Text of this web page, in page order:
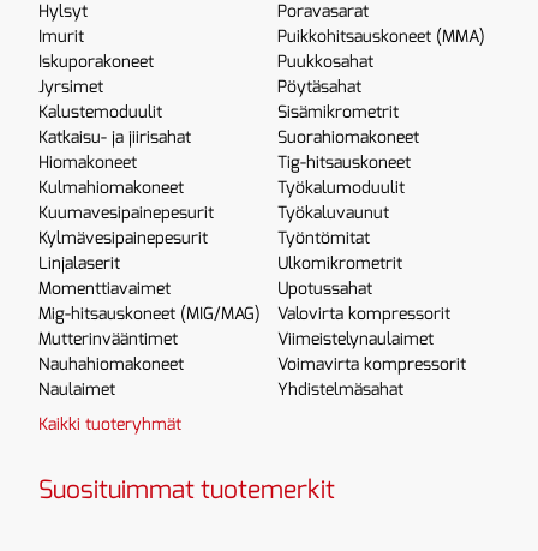
Hylsyt
Imurit
Iskuporakoneet
Jyrsimet
Kalustemoduulit
Katkaisu- ja jiirisahat
Hiomakoneet
Kulmahiomakoneet
Kuumavesipainepesurit
Kylmävesipainepesurit
Linjalaserit
Momenttiavaimet
Mig-hitsauskoneet (MIG/MAG)
Mutterinvääntimet
Nauhahiomakoneet
Naulaimet
Poravasarat
Puikkohitsauskoneet (MMA)
Puukkosahat
Pöytäsahat
Sisämikrometrit
Suorahiomakoneet
Tig-hitsauskoneet
Työkalumoduulit
Työkaluvaunut
Työntömitat
Ulkomikrometrit
Upotussahat
Valovirta kompressorit
Viimeistelynaulaimet
Voimavirta kompressorit
Yhdistelmäsahat
Kaikki tuoteryhmät
Suosituimmat tuotemerkit